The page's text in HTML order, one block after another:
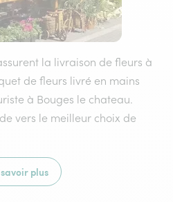
la livraison de fleurs à
de fleurs livré en mains
à Bouges le chateau.
vers le meilleur choix de
savoir plus